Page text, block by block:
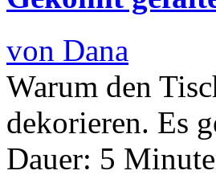
von Dana
Warum den
dekorieren. Es
Dauer: 5